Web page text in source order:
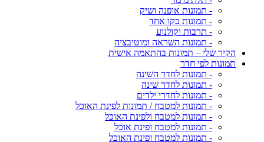
- תמונות אופנה ושיק
- תמונות בקו אחד
- תרבות וקולנוע
- תמונות השראה ומוטיבציה
הקיר שלי – תמונות בהתאמה אישית
תמונות לפי חדר
- תמונות לחדר השינה
- תמונות לחדר שינה
- תמונות לחדרי ילדים
- תמונות למטבח / תמונות לפינת האוכל
- תמונות למטבח ולפינת האוכל
- תמונות למטבח ופינת אוכל
- תמונות למטבח ופינת האוכל